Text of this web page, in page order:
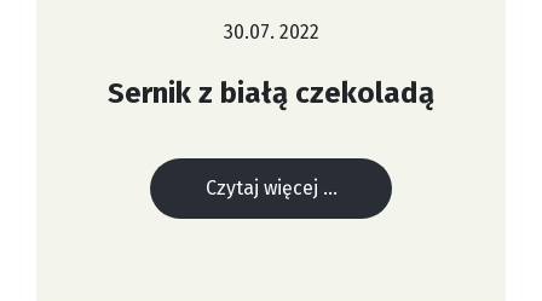
30.07. 2022
Sernik z białą czekoladą
Czytaj więcej ...